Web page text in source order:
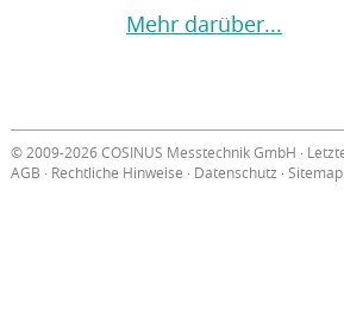
Mehr darüber...
© 2009-2026 COSINUS Messtechnik GmbH ·
AGB · Rechtliche Hinweise · Datenschutz · Sitemap